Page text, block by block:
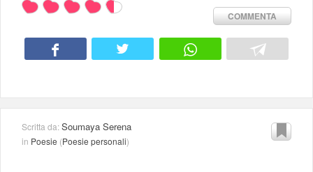
COMMENTA
Scritta da:Soumaya Serena
in Poesie (Poesie personali)